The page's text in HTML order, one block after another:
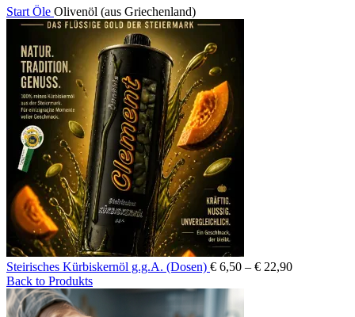
Start Öle Olivenöl (aus Griechenland)
Steirisches Kürbiskernöl g.g.A. (Dosen) € 6,50 – € 22,90Preisspanne:
Back to Produkts